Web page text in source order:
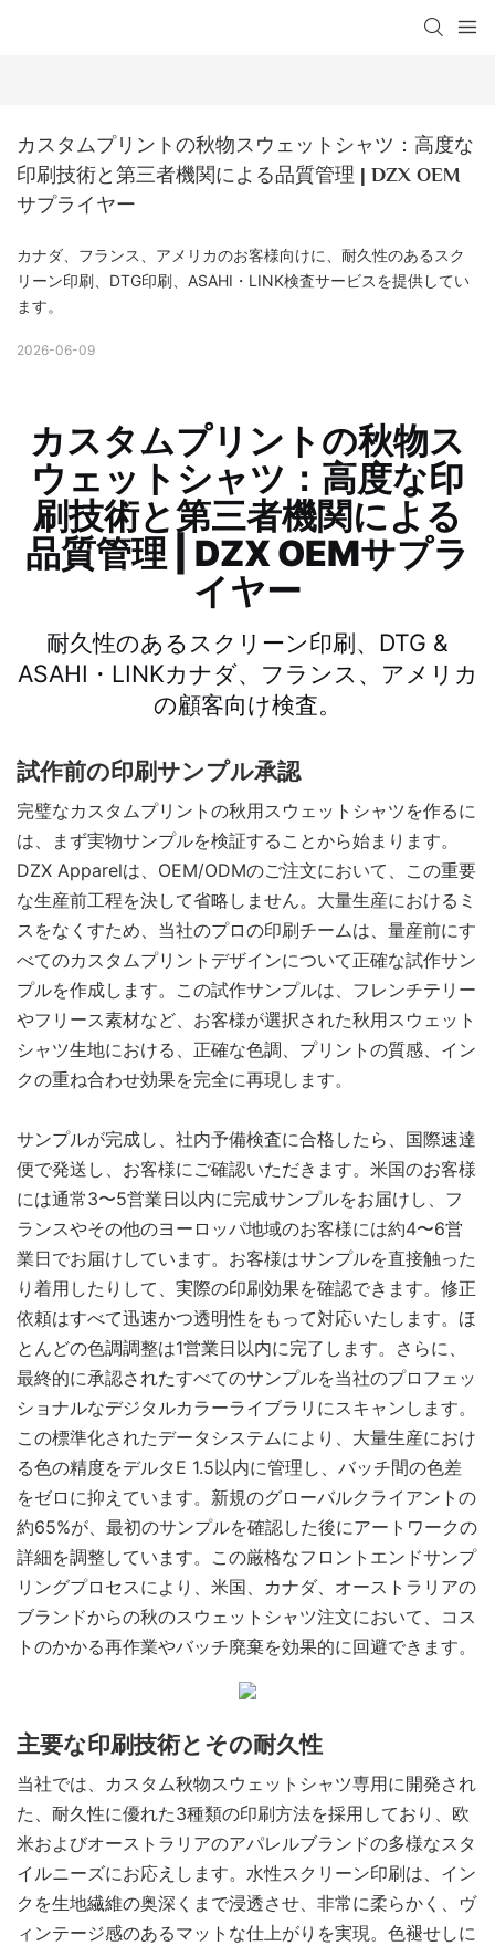
カスタムプリントの秋物スウェットシャツ：高度な
印刷技術と第三者機関による品質管理 | DZX OEM
サプライヤー
カナダ、フランス、アメリカのお客様向けに、耐久性のあるスク
リーン印刷、DTG印刷、ASAHI・LINK検査サービスを提供してい
ます。
2026-06-09
カスタムプリントの秋物ス
ウェットシャツ：高度な印
刷技術と第三者機関による
品質管理 | DZX OEMサプラ
イヤー
耐久性のあるスクリーン印刷、DTG &
ASAHI・LINKカナダ、フランス、アメリカ
の顧客向け検査。
試作前の印刷サンプル承認
完璧なカスタムプリントの秋用スウェットシャツを作るに
は、まず実物サンプルを検証することから始まります。
DZX Apparelは、OEM/ODMのご注文において、この重要
な生産前工程を決して省略しません。大量生産におけるミ
スをなくすため、当社のプロの印刷チームは、量産前にす
べてのカスタムプリントデザインについて正確な試作サン
プルを作成します。この試作サンプルは、フレンチテリー
やフリース素材など、お客様が選択された秋用スウェット
シャツ生地における、正確な色調、プリントの質感、イン
クの重ね合わせ効果を完全に再現します。
サンプルが完成し、社内予備検査に合格したら、国際速達
便で発送し、お客様にご確認いただきます。米国のお客様
には通常3〜5営業日以内に完成サンプルをお届けし、フ
ランスやその他のヨーロッパ地域のお客様には約4〜6営
業日でお届けしています。お客様はサンプルを直接触った
り着用したりして、実際の印刷効果を確認できます。修正
依頼はすべて迅速かつ透明性をもって対応いたします。ほ
とんどの色調調整は1営業日以内に完了します。さらに、
最終的に承認されたすべてのサンプルを当社のプロフェッ
ショナルなデジタルカラーライブラリにスキャンします。
この標準化されたデータシステムにより、大量生産におけ
る色の精度をデルタE 1.5以内に管理し、バッチ間の色差
をゼロに抑えています。新規のグローバルクライアントの
約65%が、最初のサンプルを確認した後にアートワークの
詳細を調整しています。この厳格なフロントエンドサンプ
リングプロセスにより、米国、カナダ、オーストラリアの
ブランドからの秋のスウェットシャツ注文において、コス
トのかかる再作業やバッチ廃棄を効果的に回避できます。
主要な印刷技術とその耐久性
当社では、カスタム秋物スウェットシャツ専用に開発され
た、耐久性に優れた3種類の印刷方法を採用しており、欧
米およびオーストラリアのアパレルブランドの多様なスタ
イルニーズにお応えします。水性スクリーン印刷は、イン
クを生地繊維の奥深くまで浸透させ、非常に柔らかく、ヴ
ィンテージ感のあるマットな仕上がりを実現。色褪せしに